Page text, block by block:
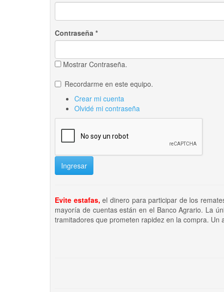
Contraseña *
Mostrar Contraseña.
Recordarme en este equipo.
Crear mi cuenta
Olvidé mi contraseña
Ingresar
Evite estafas, el dinero para participar de los
mayoría de cuentas están en el Banco Agrario. La
tramitadores que prometen rapidez en la compra.